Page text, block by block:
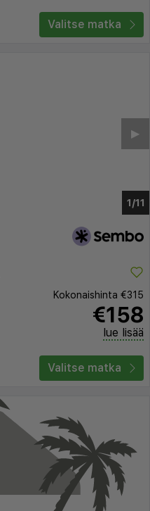
Valitse matka
1/6
▶︎
Kokonaishinta €315
€158
lue lisää
Valitse matka